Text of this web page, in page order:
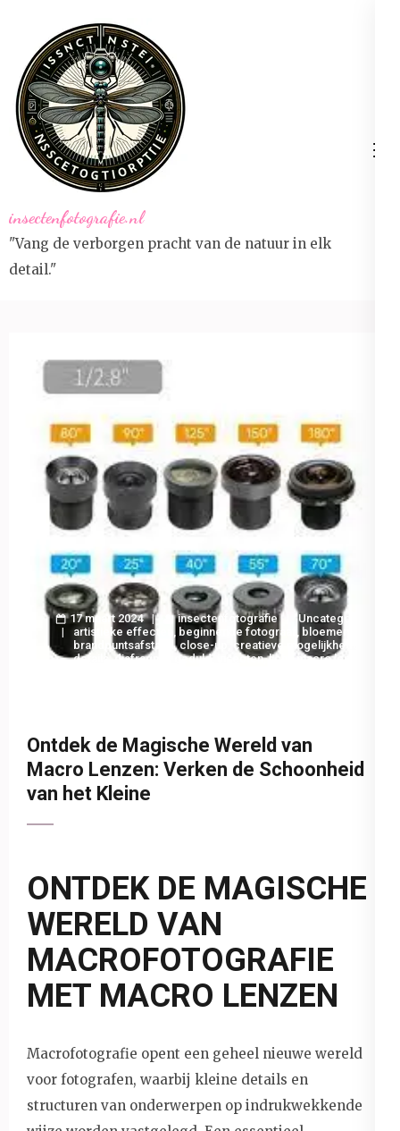
inhoud
(druk
op
Enter)
insectenfotografie.nl
"Vang de verborgen pracht van de natuur in elk
detail."
17 maart 2024 insectenfotografie
Uncategorized
artistieke effecten , beginnende fotograaf , bloemen
brandpuntsafstand,close-up creatieve mogelijkheden
details
diafragma geduld insecten,licht macro lens
Ontdek de Magische Wereld van
Macro Lenzen: Verken de Schoonheid
van het Kleine
ONTDEK DE MAGISCHE
WERELD VAN
MACROFOTOGRAFIE
MET MACRO LENZEN
Macrofotografie opent een geheel nieuwe wereld
voor fotografen, waarbij kleine details en
structuren van onderwerpen op indrukwekkende